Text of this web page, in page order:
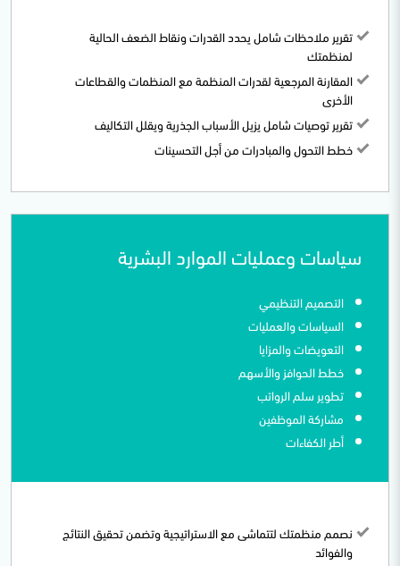
تقرير ملاحظات شامل يحدد القدرات ونقاط الضعف الحالية
لمنظمتك
المقارنة المرجعية لقدرات المنظمة مع المنظمات والقطاعات
الأخرى
تقرير توصيات شامل يزيل الأسباب الجذرية ويقلل التكاليف
خطط التحول والمبادرات من أجل التحسينات
سياسات وعمليات الموارد البشرية
التصميم التنظيمي
السياسات والعمليات
التعويضات والمزايا
خطط الحوافز والأسهم
تطوير سلم الرواتب
مشاركة الموظفين
أطر الكفاءات
نصمم منظمتك لتتماشى مع الاستراتيجية وتضمن تحقيق النتائج
والفوائد